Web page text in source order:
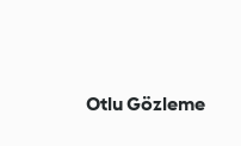
Otlu Gözleme